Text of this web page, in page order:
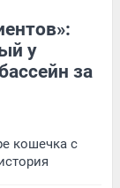
у
за
кошечка с